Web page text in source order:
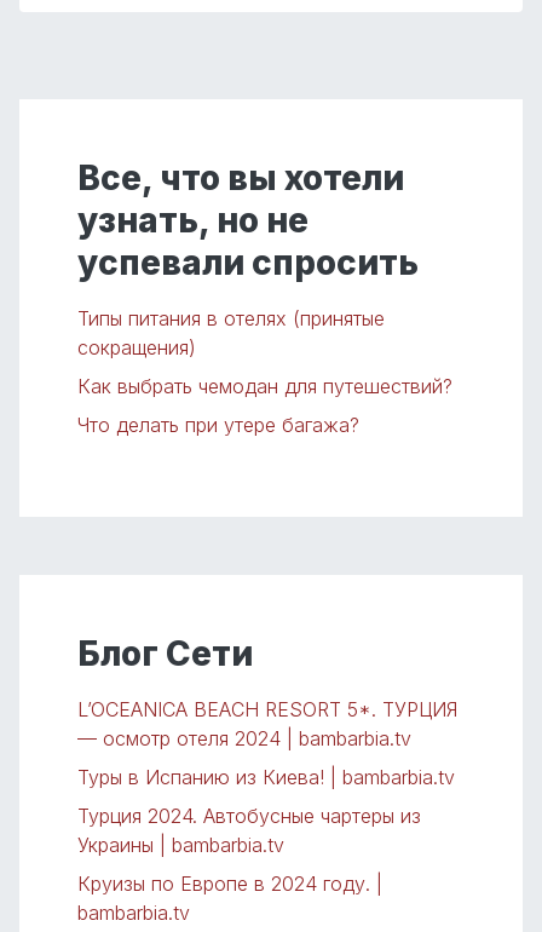
Все, что вы хотели
узнать, но не
успевали спросить
Типы питания в отелях (принятые
сокращения)
Как выбрать чемодан для путешествий?
Что делать при утере багажа?
Блог Сети
L’OCEANICA BEACH RESORT 5*. ТУРЦИЯ
— осмотр отеля 2024 | bambarbia.tv
Туры в Испанию из Киева! | bambarbia.tv
Турция 2024. Автобусные чартеры из
Украины | bambarbia.tv
Круизы по Европе в 2024 году. |
bambarbia.tv